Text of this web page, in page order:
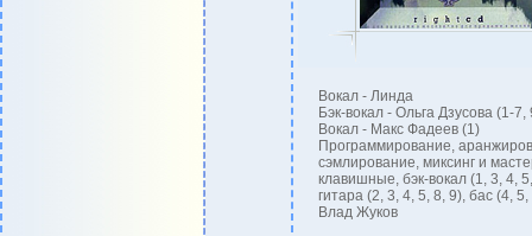
Вокал - Линда
Бэк-вокал - Ольга Дзусова (1-7,
Вокал - Макс Фадеев (1)
Программирование,
сэмлирование, миксинг и
клавишные, бэк-вокал (1, 3, 4,
гитара (2, 3, 4, 5, 8, 9), бас (4, 5,
Влад Жуков